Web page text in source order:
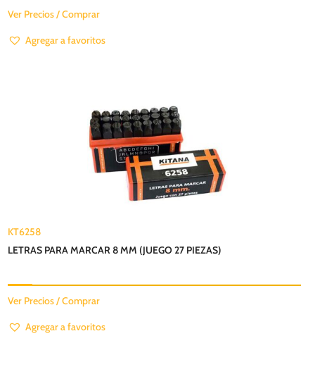
Ver Precios / Comprar
Agregar a favoritos
KT6258
LETRAS PARA MARCAR 8 MM (JUEGO 27 PIEZAS)
Ver Precios / Comprar
Agregar a favoritos